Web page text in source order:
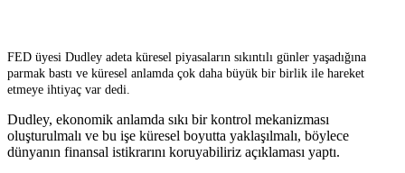
FED üyesi Dudley adeta küresel piyasaların sıkıntılı günler yaşadığına
parmak bastı ve küresel anlamda çok daha büyük bir birlik ile hareket
etmeye ihtiyaç var dedi.
Dudley, ekonomik anlamda sıkı bir kontrol mekanizması
oluşturulmalı ve bu işe küresel boyutta yaklaşılmalı, böylece
dünyanın finansal istikrarını koruyabiliriz açıklaması yaptı.